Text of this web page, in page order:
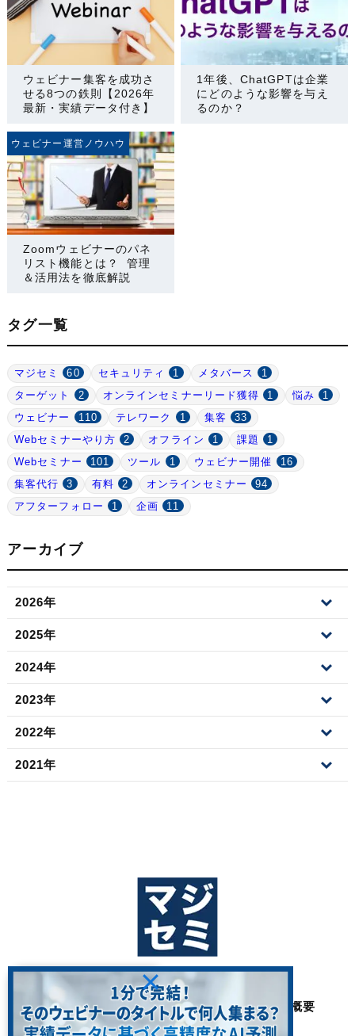
ウェビナー集客を成功さ
せる8つの鉄則【2026年
最新・実績データ付き】
1年後、ChatGPTは企業
にどのような影響を与え
るのか？
ウェビナー運営ノウハウ
Zoomウェビナーのパネ
リスト機能とは？ 管理
＆活用法を徹底解説
タグ一覧
マジセミ 60 セキュリティ 1 メタバース
1
ターゲット
2 オンラインセミナーリード獲得 1 悩み
1
ウェビナー
110 テレワーク 1 集客
33
Webセミナーやり方
2 オフライン 1 課題
1
Webセミナー
101 ツール 1 ウェビナー開催
16
集客代行
3 有料 2 オンラインセミナー
94
アフターフォロー
1 企画 11
アーカイブ
2026年
2025年
2024年
2023年
2022年
2021年
私たちの思い
サービス・費用
ブログ 採用
会社概要
FAQ
プライバシーポリシー